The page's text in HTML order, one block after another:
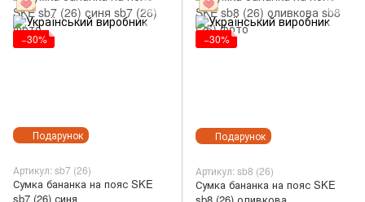
Подарунок
−30%
Артикул: sb7 (26)
Сумка бананка на пояс SKE
sb7 (26) синя
Подарунок
−30%
Артикул: sb8 (26)
Сумка бананка на пояс SKE